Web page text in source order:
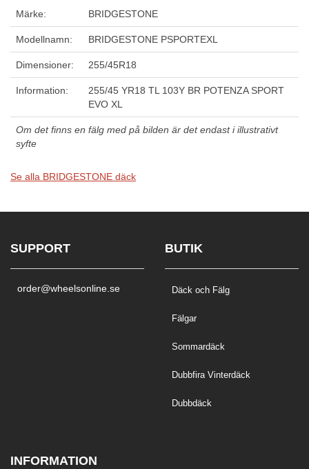
Märke: BRIDGESTONE
Modellnamn: BRIDGESTONE PSPORTEXL
Dimensioner: 255/45R18
Information:
255/45 YR18 TL 103Y BR POTENZA SPORT
EVO XL
Om det finns en fälg med på bilden är det endast i illustrativt
syfte
Se alla BRIDGESTONE däck
SUPPORT
order@wheelsonline.se
BUTIK
Däck och Fälg
Fälgar
Sommardäck
Dubbfira Vinterdäck
Dubbdäck
INFORMATION